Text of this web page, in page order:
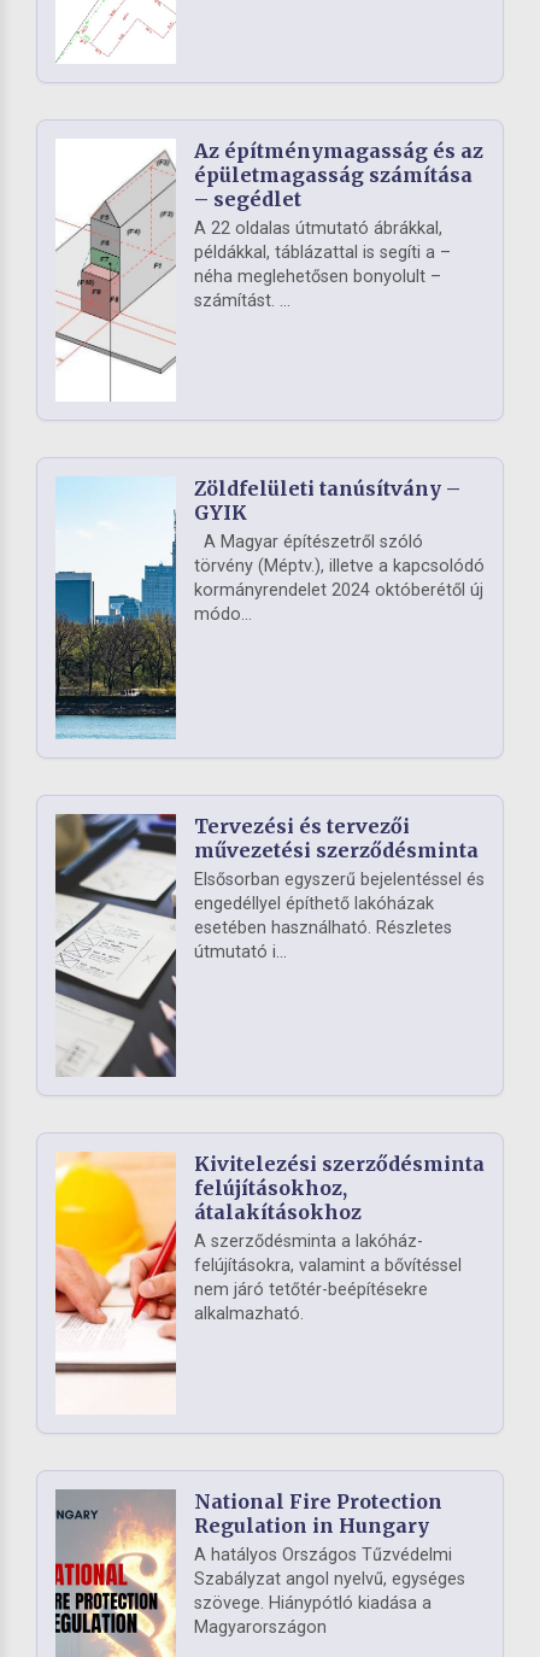
Az építménymagasság és az
épületmagasság számítása
– segédlet
A 22 oldalas útmutató ábrákkal,
példákkal, táblázattal is segíti a –
néha meglehetősen bonyolult –
számítást. ...
Zöldfelületi tanúsítvány –
GYIK
A Magyar építészetről szóló
törvény (Méptv.), illetve a kapcsolódó
kormányrendelet 2024 októberétől új
módo...
Tervezési és tervezői
művezetési szerződésminta
Elsősorban egyszerű bejelentéssel és
engedéllyel építhető lakóházak
esetében használható. Részletes
útmutató i...
Kivitelezési szerződésminta
felújításokhoz,
átalakításokhoz
A szerződésminta a lakóház-
felújításokra, valamint a bővítéssel
nem járó tetőtér-beépítésekre
alkalmazható.
National Fire Protection
Regulation in Hungary
A hatályos Országos Tűzvédelmi
Szabályzat angol nyelvű, egységes
szövege. Hiánypótló kiadása a
Magyarországon